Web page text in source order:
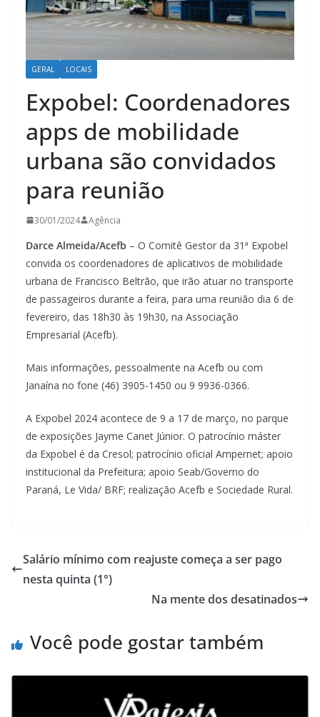
GERAL LOCAIS
Expobel: Coordenadores
apps de mobilidade
urbana são convidados
para reunião
30/01/2024 Agência
Darce Almeida/Acefb – O Comitê Gestor da 31ª Expobel
convida os coordenadores de aplicativos de mobilidade
urbana de Francisco Beltrão, que irão atuar no transporte
de passageiros durante a feira, para uma reunião dia 6 de
fevereiro, das 18h30 às 19h30, na Associação
Empresarial (Acefb).
Mais informações, pessoalmente na Acefb ou com
Janaína no fone (46) 3905-1450 ou 9 9936-0366.
A Expobel 2024 acontece de 9 a 17 de março, no parque
de exposições Jayme Canet Júnior. O patrocínio máster
da Expobel é da Cresol; patrocínio oficial Ampernet; apoio
institucional da Prefeitura; apoio Seab/Governo do
Paraná, Le Vida/ BRF; realização Acefb e Sociedade Rural.
Salário mínimo com reajuste começa a ser pago
nesta quinta (1°)
Na mente dos desatinados
Você pode gostar também